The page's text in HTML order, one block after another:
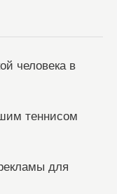
человека в
теннисом
для